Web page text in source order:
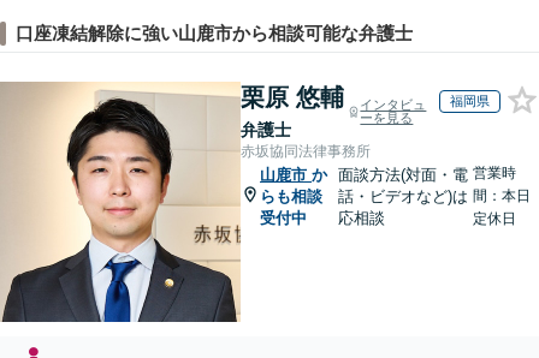
口座凍結解除に強い山鹿市から相談可能な弁護士
栗原 悠輔
弁護士
インタビュ
ーを見る
福岡県
赤坂協同法律事務所
山鹿市 か
らも相談
受付中
面談方法(対面・電
話・ビデオなど)は
応相談
営業時
間：本日
定休日